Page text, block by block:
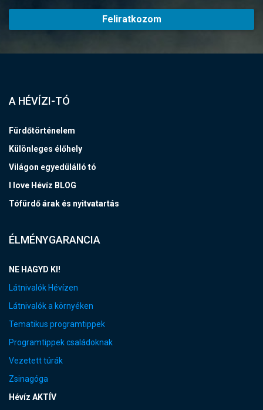
Feliratkozom
A HÉVÍZI-TÓ
Fürdőtörténelem
Különleges élőhely
Világon egyedülálló tó
I love Hévíz BLOG
Tófürdő árak és nyitvatartás
ÉLMÉNYGARANCIA
NE HAGYD KI!
Látnivalók Hévízen
Látnivalók a környéken
Tematikus programtippek
Programtippek családoknak
Vezetett túrák
Zsinagóga
Hévíz AKTÍV